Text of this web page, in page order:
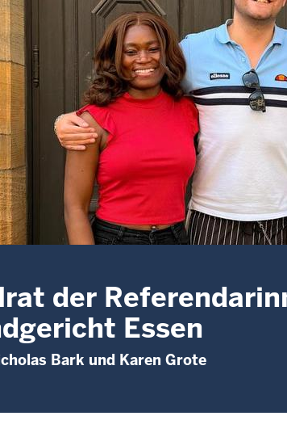
der
Essen
Bark und Karen Grote